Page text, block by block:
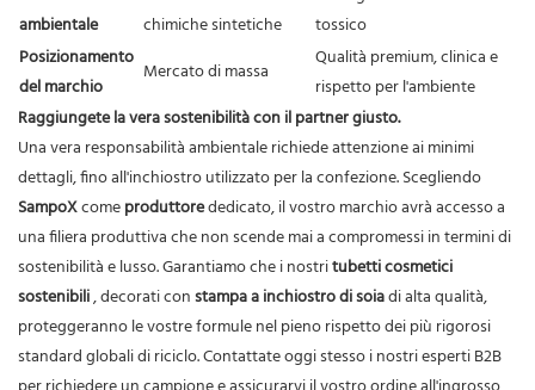
ambientale
chimiche sintetiche
tossico
Posizionamento
del marchio
Mercato di massa
Qualità premium, clinica e
rispetto per l'ambiente
Raggiungete la vera sostenibilità con il partner giusto.
Una vera responsabilità ambientale richiede attenzione ai minimi
dettagli, fino all'inchiostro utilizzato per la confezione. Scegliendo
SampoXcomeproduttorededicato, il vostro marchio avrà accesso a
una filiera produttiva che non scende mai a compromessi in termini di
sostenibilità e lusso. Garantiamo che i nostritubetti cosmetici
sostenibili, decorati constampa a inchiostro di soiadi alta qualità,
proteggeranno le vostre formule nel pieno rispetto dei più rigorosi
standard globali di riciclo. Contattate oggi stesso i nostri esperti B2B